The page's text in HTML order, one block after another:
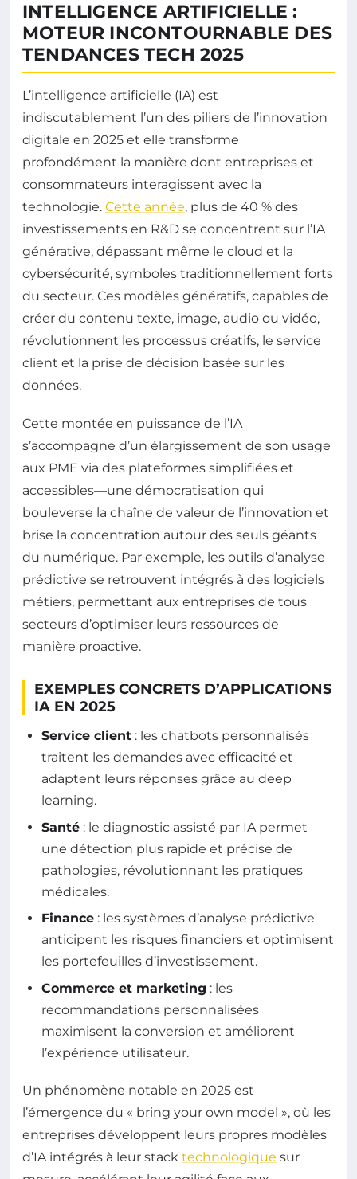
INTELLIGENCE ARTIFICIELLE :
MOTEUR INCONTOURNABLE DES
TENDANCES TECH 2025
L’intelligence artificielle (IA) est
indiscutablement l’un des piliers de l’innovation
digitale en 2025 et elle transforme
profondément la manière dont entreprises et
consommateurs interagissent avec la
technologie. Cette année, plus de 40 % des
investissements en R&D se concentrent sur l’IA
générative, dépassant même le cloud et la
cybersécurité, symboles traditionnellement forts
du secteur. Ces modèles génératifs, capables de
créer du contenu texte, image, audio ou vidéo,
révolutionnent les processus créatifs, le service
client et la prise de décision basée sur les
données.
Cette montée en puissance de l’IA
s’accompagne d’un élargissement de son usage
aux PME via des plateformes simplifiées et
accessibles—une démocratisation qui
bouleverse la chaîne de valeur de l’innovation et
brise la concentration autour des seuls géants
du numérique. Par exemple, les outils d’analyse
prédictive se retrouvent intégrés à des logiciels
métiers, permettant aux entreprises de tous
secteurs d’optimiser leurs ressources de
manière proactive.
EXEMPLES CONCRETS D’APPLICATIONS
IA EN 2025
Service client : les chatbots personnalisés
traitent les demandes avec efficacité et
adaptent leurs réponses grâce au deep
learning.
Santé : le diagnostic assisté par IA permet
une détection plus rapide et précise de
pathologies, révolutionnant les pratiques
médicales.
Finance : les systèmes d’analyse prédictive
anticipent les risques financiers et optimisent
les portefeuilles d’investissement.
Commerce et marketing : les
recommandations personnalisées
maximisent la conversion et améliorent
l’expérience utilisateur.
Un phénomène notable en 2025 est
l’émergence du « bring your own model », où les
entreprises développent leurs propres modèles
d’IA intégrés à leur stack technologique sur